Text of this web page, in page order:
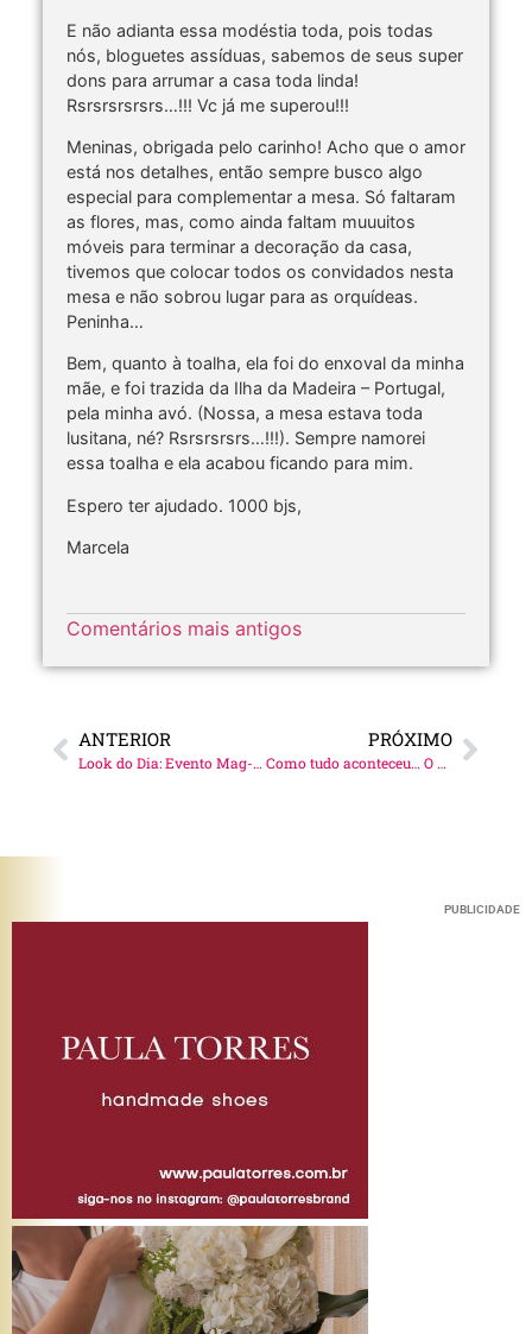
E não adianta essa modéstia toda, pois todas
nós, bloguetes assíduas, sabemos de seus super
dons para arrumar a casa toda linda!
Rsrsrsrsrsrs…!!! Vc já me superou!!!
Meninas, obrigada pelo carinho! Acho que o amor
está nos detalhes, então sempre busco algo
especial para complementar a mesa. Só faltaram
as flores, mas, como ainda faltam muuuitos
móveis para terminar a decoração da casa,
tivemos que colocar todos os convidados nesta
mesa e não sobrou lugar para as orquídeas.
Peninha…
Bem, quanto à toalha, ela foi do enxoval da minha
mãe, e foi trazida da Ilha da Madeira – Portugal,
pela minha avó. (Nossa, a mesa estava toda
lusitana, né? Rsrsrsrsrs…!!!). Sempre namorei
essa toalha e ela acabou ficando para mim.
Espero ter ajudado. 1000 bjs,
Marcela
Comentários mais antigos
ANTERIOR
Look do Dia: Evento Mag-Online
PRÓXIMO
Como tudo aconteceu… O corte!
PUBLICIDADE